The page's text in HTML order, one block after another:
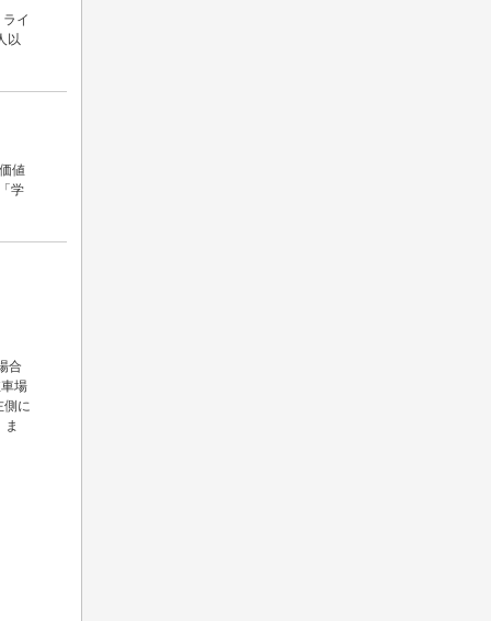
イ
以
値
学
合
場
側に